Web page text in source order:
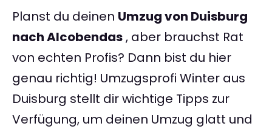
Planst du deinen Umzug von Duisburg
nach Alcobendas, aber brauchst Rat
von echten Profis? Dann bist du hier
genau richtig! Umzugsprofi Winter aus
Duisburg stellt dir wichtige Tipps zur
Verfügung, um deinen Umzug glatt und